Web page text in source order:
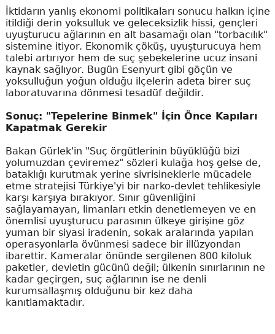
İktidarın yanlış ekonomi politikaları sonucu halkın içine
itildiği derin yoksulluk ve geleceksizlik hissi, gençleri
uyuşturucu ağlarının en alt basamağı olan "torbacılık"
sistemine itiyor. Ekonomik çöküş, uyuşturucuya hem
talebi artırıyor hem de suç şebekelerine ucuz insani
kaynak sağlıyor. Bugün Esenyurt gibi göçün ve
yoksulluğun yoğun olduğu ilçelerin adeta birer suç
laboratuvarına dönmesi tesadüf değildir.
Sonuç: "Tepelerine Binmek" İçin Önce Kapıları
Kapatmak Gerekir
Bakan Gürlek'in "Suç örgütlerinin büyüklüğü bizi
yolumuzdan çeviremez" sözleri kulağa hoş gelse de,
bataklığı kurutmak yerine sivrisineklerle mücadele
etme stratejisi Türkiye'yi bir narko-devlet tehlikesiyle
karşı karşıya bırakıyor. Sınır güvenliğini
sağlayamayan, limanları etkin denetlemeyen ve en
önemlisi uyuşturucu parasının ülkeye girişine göz
yuman bir siyasi iradenin, sokak aralarında yapılan
operasyonlarla övünmesi sadece bir illüzyondan
ibarettir. Kameralar önünde sergilenen 800 kiloluk
paketler, devletin gücünü değil; ülkenin sınırlarının ne
kadar geçirgen, suç ağlarının ise ne denli
kurumsallaşmış olduğunu bir kez daha
kanıtlamaktadır.